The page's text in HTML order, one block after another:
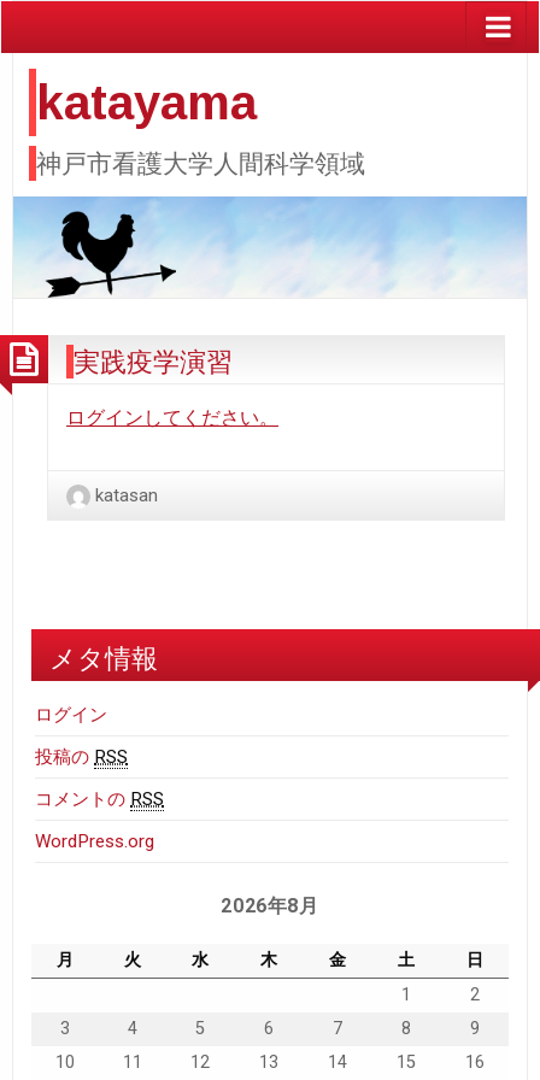
katayama
神戸市看護大学人間科学領域
実践疫学演習
ログインしてください。
katasan
メタ情報
ログイン
投稿の RSS
コメントの RSS
WordPress.org
2026年8月
月 火 水 木 金 土
日
1
2
3
4 5 6 7 8
9
10
11 12 13 14 15 16